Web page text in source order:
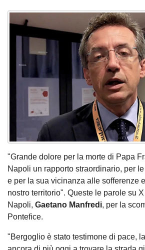
"Grande dolore per la morte di Papa
Napoli un rapporto straordinario, per
e per la sua vicinanza alle sofferenze
nostro territorio". Queste le parole su
Napoli, Gaetano Manfredi, per la
Pontefice.
"Bergoglio è stato testimone di pace,